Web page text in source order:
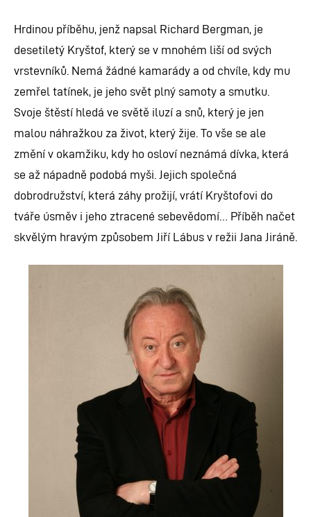
Hrdinou příběhu, jenž napsal Richard Bergman, je
desetiletý Kryštof, který se v mnohém liší od svých
vrstevníků. Nemá žádné kamarády a od chvíle, kdy mu
zemřel tatínek, je jeho svět plný samoty a smutku.
Svoje štěstí hledá ve světě iluzí a snů, který je jen
malou náhražkou za život, který žije. To vše se ale
změní v okamžiku, kdy ho osloví neznámá dívka, která
se až nápadně podobá myši. Jejich společná
dobrodružství, která záhy prožijí, vrátí Kryštofovi do
tváře úsměv i jeho ztracené sebevědomí… Příběh načet
skvělým hravým způsobem Jiří Lábus v režii Jana Jiráně.